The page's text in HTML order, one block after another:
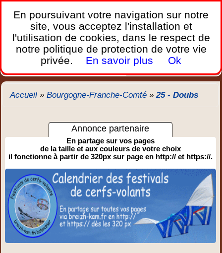
France Webcams,
Les webcams sur mobiles, portables et PC.
Home Bretagne Corse Plages Ports Montagnes
Trafic Chercher New
Accueil »Bourgogne-Franche-Comté »25 - Doubs
Annonce partenaire
En partage sur vos pages
de la taille et aux couleurs de votre choix
il fonctionne à partir de 320px sur page en http:// et https://.
En poursuivant votre navigation sur notre
site, vous acceptez l'installation et
l'utilisation de cookies, dans le respect de
notre politique de protection de votre vie
privée.
En savoir plus Ok